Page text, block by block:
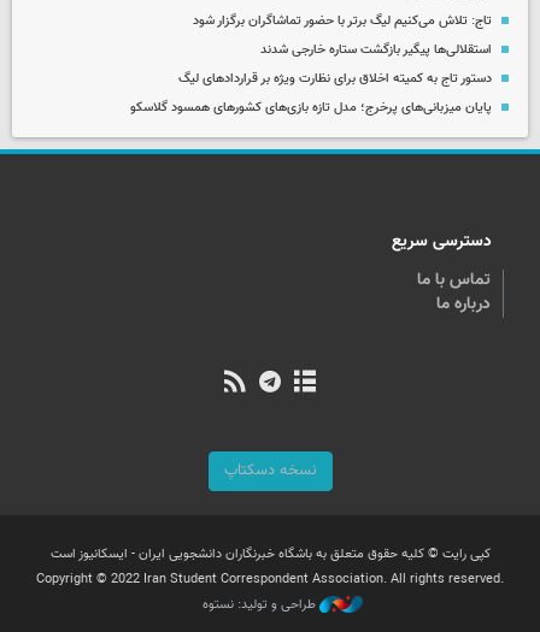
تاج: تلاش می‌کنیم لیگ برتر با حضور تماشاگران برگزار شود
استقلالی‌ها پیگیر بازگشت ستاره خارجی شدند
دستور تاج به کمیته اخلاق برای نظارت ویژه بر قراردادهای لیگ
پایان میزبانی‌های پرخرج؛ مدل تازه بازی‌های کشورهای همسود گلاسکو
دسترسی سریع
تماس با ما
درباره ما
نسخه دسکتاپ
کپی رایت © کلیه حقوق متعلق به باشگاه خبرنگاران دانشجویی ایران - ایسکانیوز است
Copyright © 2022 Iran Student Correspondent Association. All rights reserved.
طراحی و تولید: نستوه